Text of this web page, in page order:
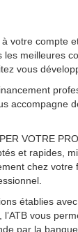
votre compte
meilleures
vous
accompagne
VOTRE
et rapides,
chez votre
établies
vous
par la